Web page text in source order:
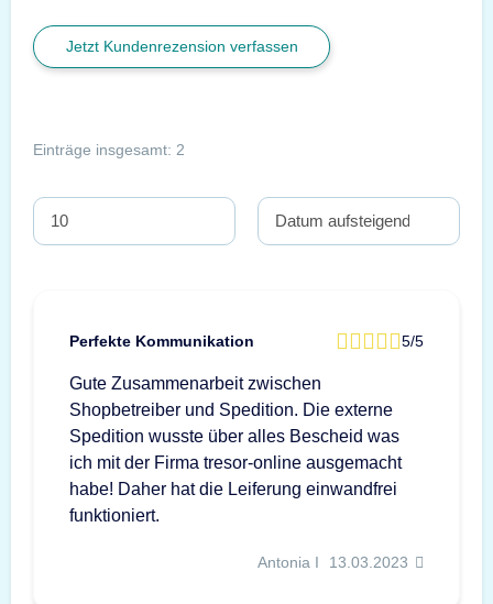
Jetzt Kundenrezension verfassen
Einträge insgesamt: 2
Perfekte Kommunikation 5/5
Gute Zusammenarbeit zwischen
Shopbetreiber und Spedition. Die externe
Spedition wusste über alles Bescheid was
ich mit der Firma tresor-online ausgemacht
habe! Daher hat die Leiferung einwandfrei
funktioniert.
Antonia I 13.03.2023